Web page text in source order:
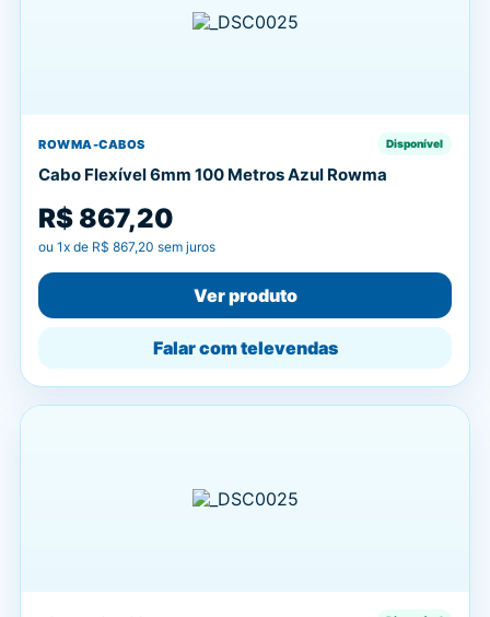
ROWMA-CABOS Disponível
Cabo Flexível 6mm 100 Metros Azul Rowma
R$ 867,20
ou 1x de R$ 867,20 sem juros
Ver produto
Falar com televendas